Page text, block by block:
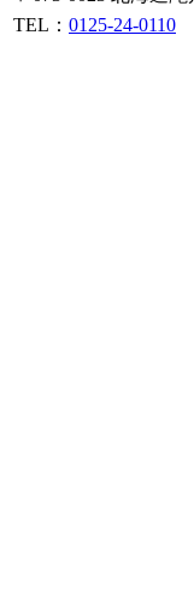
TEL： 0125-24-0110